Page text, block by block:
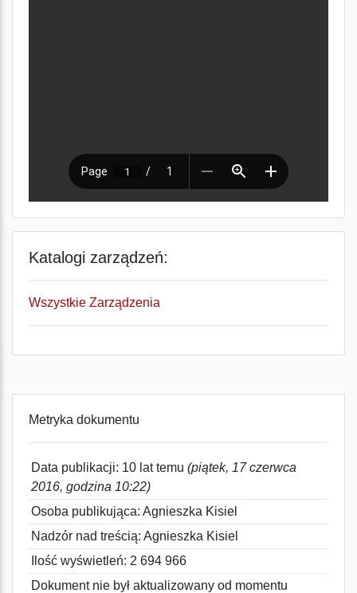
Katalogi zarządzeń:
Wszystkie Zarządzenia
Metryka dokumentu
Data publikacji: 10 lat temu (piątek, 17 czerwca
2016, godzina 10:22)
Osoba publikująca: Agnieszka Kisiel
Nadzór nad treścią: Agnieszka Kisiel
Ilość wyświetleń: 2 694 966
Dokument nie był aktualizowany od momentu